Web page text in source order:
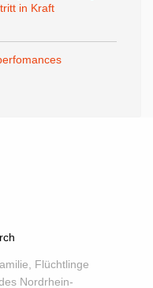
in Kraft